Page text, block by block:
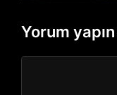
Yorum yapın